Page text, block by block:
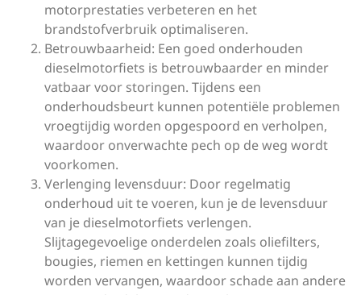
motorprestaties verbeteren en het
brandstofverbruik optimaliseren.
Betrouwbaarheid: Een goed onderhouden
dieselmotorfiets is betrouwbaarder en minder
vatbaar voor storingen. Tijdens een
onderhoudsbeurt kunnen potentiële problemen
vroegtijdig worden opgespoord en verholpen,
waardoor onverwachte pech op de weg wordt
voorkomen.
Verlenging levensduur: Door regelmatig
onderhoud uit te voeren, kun je de levensduur
van je dieselmotorfiets verlengen.
Slijtagegevoelige onderdelen zoals oliefilters,
bougies, riemen en kettingen kunnen tijdig
worden vervangen, waardoor schade aan andere